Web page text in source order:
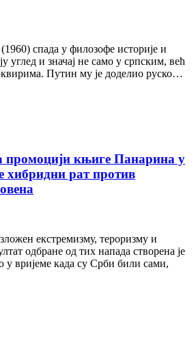
спада у филозофе историје и
углед и значај не само у српским, већ
Путин му је доделио руско…
промоцији књиге Панарина у
хибридни рат против
екстремизму, тероризму и
одбране од тих напада створена је
у вријеме када су Срби били сами,